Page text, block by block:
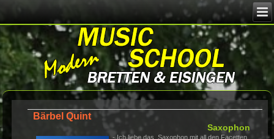
Image 02
Bärbel Quint